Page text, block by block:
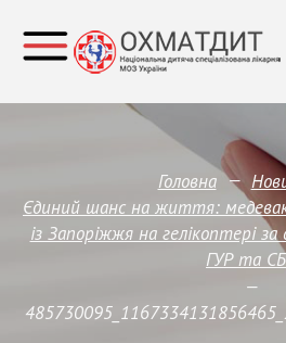
Головна —
Єдиний шанс на життя:
із Запоріжжя на гелікоптері
ГУР та
—